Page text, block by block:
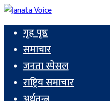
गृह पृष्ठ
समाचार
जनता स्पेसल
राष्ट्रिय समाचार